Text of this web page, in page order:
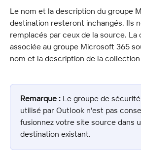
Le nom et la description du groupe
destination resteront inchangés. Ils
remplacés par ceux de la source.
associée au groupe Microsoft 365
nom et la description de la
Remarque : Le groupe de sécurité
utilisé par Outlook n'est pas
fusionnez votre site source dans
destination existant.